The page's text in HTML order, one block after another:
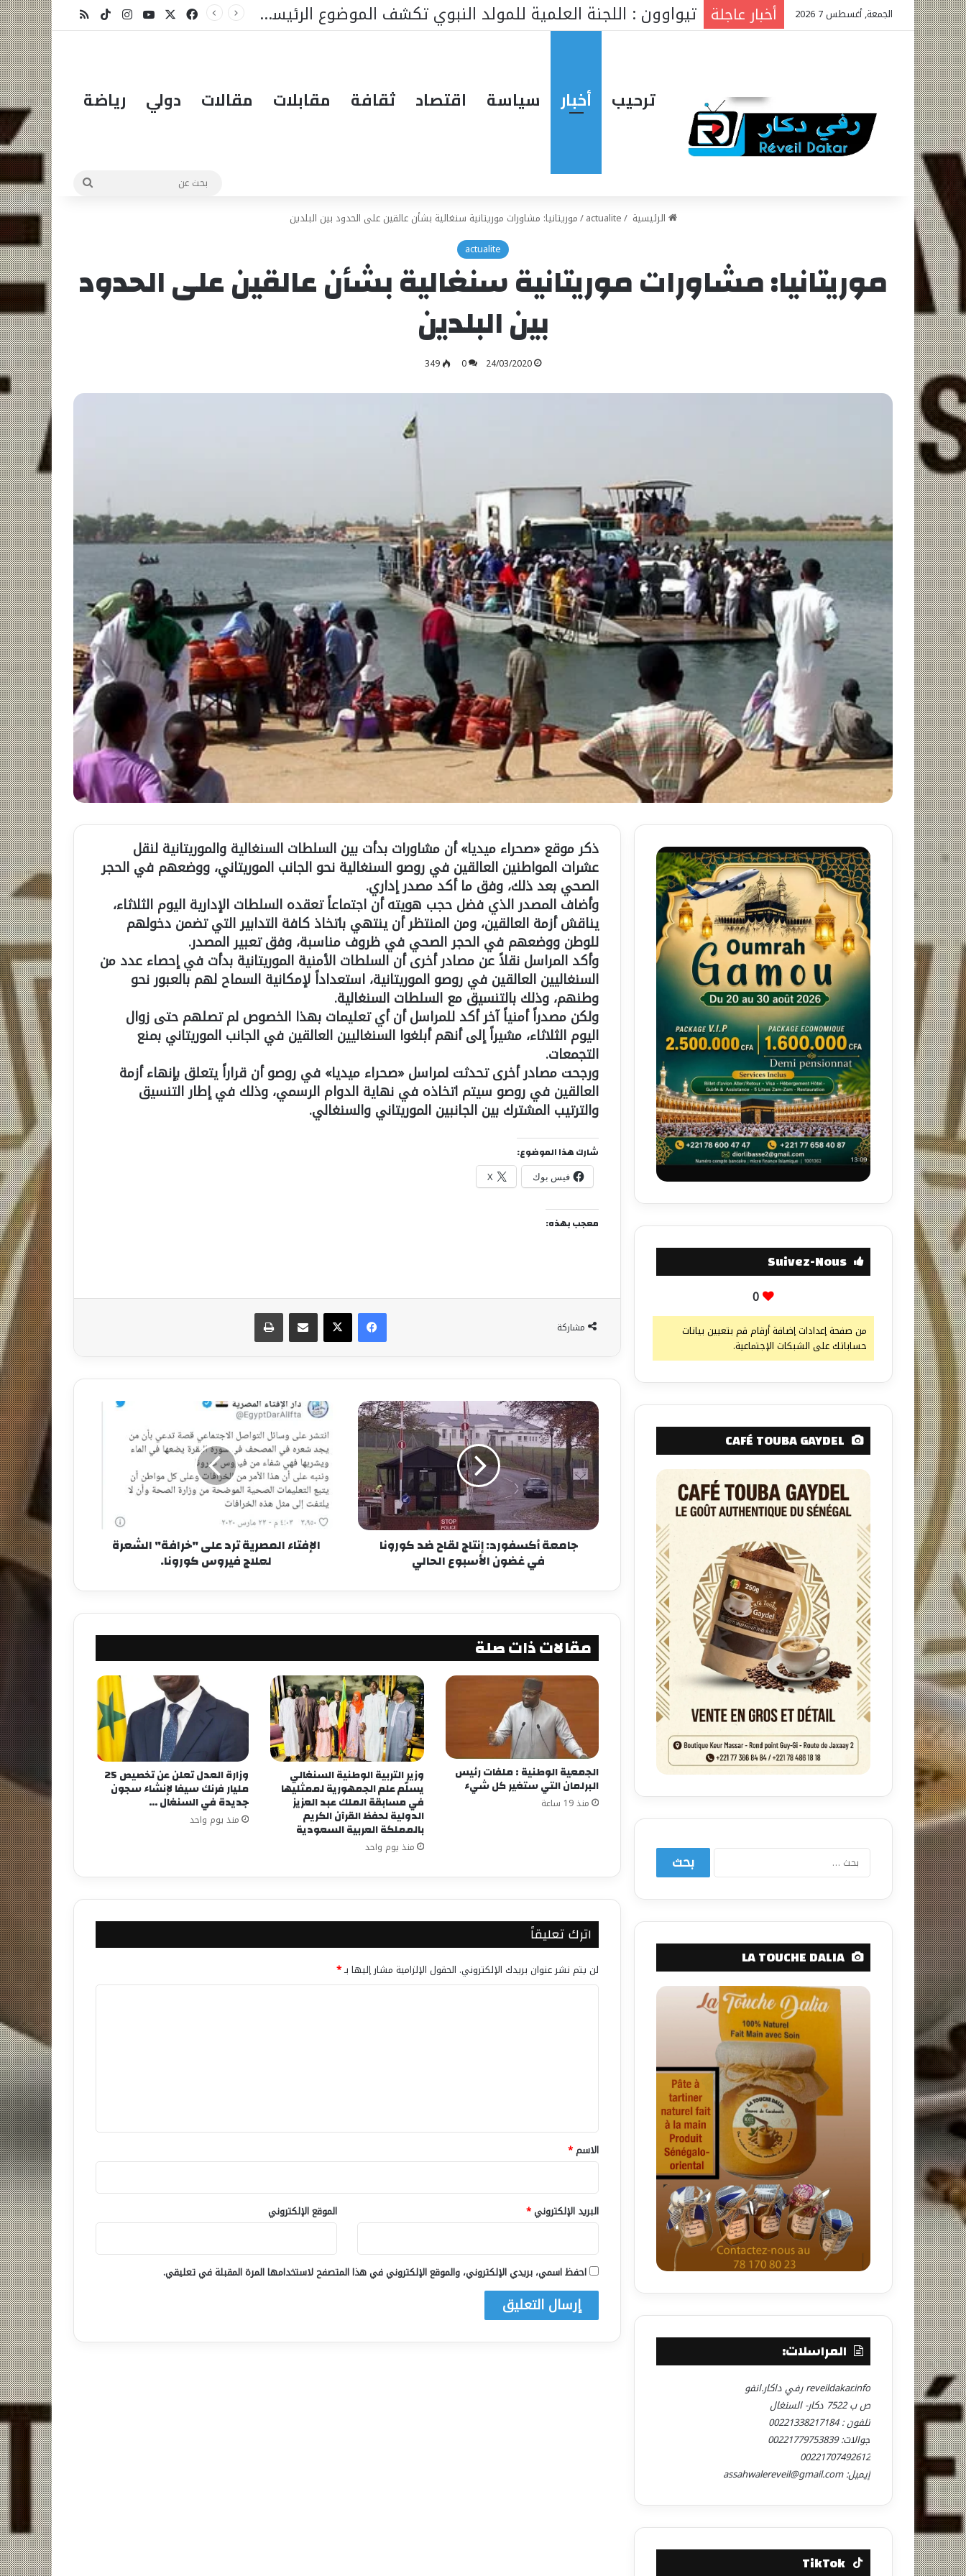
الجمعة, أغسطس 7 2026 أخبار عاجلة المتوسط ينتظر من يقود المستقبل… هل تكون إيطاليا صاحبة المبادرة؟ فيسبوكيوتيوبانستقرام
‫TikTokملخص الموقع RSS
ترحيب أخبار سياسة اقتصاد ثقافة مقابلات مقالات دولي رياضة
بحث
الرئيسية /
actualite
/موريتانيا: مشاورات موريتانية سنغالية بشأن عالقين على الحدود بين البلدين
actualite
موريتانيا: مشاورات موريتانية سنغالية بشأن عالقين على الحدود
بين البلدين
24/03/2020
0
349
ذكر موقع «صحراء ميديا» أن مشاورات بدأت بين السلطات السنغالية والموريتانية لنقل
عشرات المواطنين العالقين في روصو السنغالية نحو الجانب الموريتاني، ووضعهم في الحجر
الصحي بعد ذلك، وفق ما أكد مصدر إداري.
وأضاف المصدر الذي فضل حجب هويته أن اجتماعاً تعقده السلطات الإدارية اليوم الثلاثاء،
يناقش أزمة العالقين، ومن المنتظر أن ينتهي باتخاذ كافة التدابير التي تضمن دخولهم
للوطن ووضعهم في الحجر الصحي في ظروف مناسبة، وفق تعبير المصدر.
وأكد المراسل نقلاً عن مصادر أخرى أن السلطات الأمنية الموريتانية بدأت في إحصاء عدد من
السنغاليين العالقين في روصو الموريتانية، استعداداً لإمكانية السماح لهم بالعبور نحو
وطنهم، وذلك بالتنسيق مع السلطات السنغالية.
ولكن مصدراً أمنياً آخر أكد للمراسل أن أي تعليمات بهذا الخصوص لم تصلهم حتى زوال
اليوم الثلاثاء، مشيراً إلى أنهم أبلغوا السنغاليين العالقين في الجانب الموريتاني بمنع
التجمعات.
ورجحت مصادر أخرى تحدثت لمراسل «صحراء ميديا» في روصو أن قراراً يتعلق بإنهاء أزمة
العالقين في روصو سيتم اتخاذه في نهاية الدوام الرسمي، وذلك في إطار التنسيق
والترتيب المشترك بين الجانبين الموريتاني والسنغالي.
شارك هذا الموضوع:
فيس بوك X
معجب بهذه:
مشاركة
فيسبوكX مشاركة عبر البريد طباعة
جامعة أكسفورد: إنتاج لقاح ضد كورونا
في غضون الأسبوع الحالي
الإفتاء المصرية ترد على "خرافة" الشعرة
لعلاج فيروس كورونا.
مقالات ذات صلة
الجمعية الوطنية : ملفات رئيس
البرلمان التي ستغير كل شيء
منذ 19 ساعة
وزير التربية الوطنية السنغالي
يسلّم علم الجمهورية لممثليها
في مسابقة الملك عبد العزيز
الدولية لحفظ القرآن الكريم
بالمملكة العربية السعودية
منذ يوم واحد
وزارة العدل تعلن عن تخصيص 25
مليار فرنك سيفا لإنشاء سجون
جديدة في السنغال …
منذ يوم واحد
اترك تعليقاً
لن يتم نشر عنوان بريدك الإلكتروني. الحقول الإلزامية مشار إليها بـ*
*
الاسم*
البريد الإلكتروني* الموقع الإلكتروني
احفظ اسمي، بريدي الإلكتروني، والموقع الإلكتروني في هذا المتصفح لاستخدامها المرة المقبلة في تعليقي.
Suivez-Nous
0
من صفحة إعدادات إضافة أرقام قم بتعيين بيانات
حساباتك على الشبكات الإجتماعية.
CAFÉ TOUBA GAYDEL
البحث
LA TOUCHE DALIA
المراسلات:
reveildakar.info رفي داكار.انفو
ص ب 7522 دكار- السنغال
تلفون : 00221338217184
جوالات: 00221779753839
00221707492612
إيميل: assahwalereveil@gmail.com
TikTok